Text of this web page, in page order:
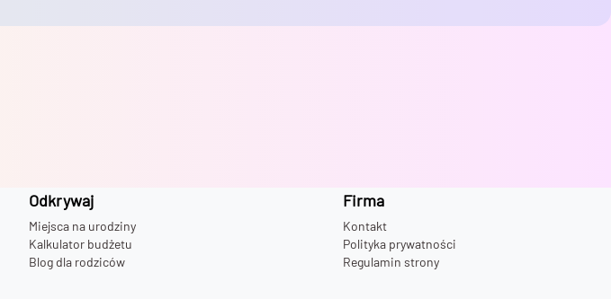
Odkrywaj
Miejsca na urodziny
Kalkulator budżetu
Blog dla rodziców
Firma
Kontakt
Polityka prywatności
Regulamin strony